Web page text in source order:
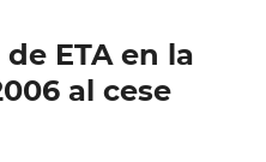
ETA en la
al cese